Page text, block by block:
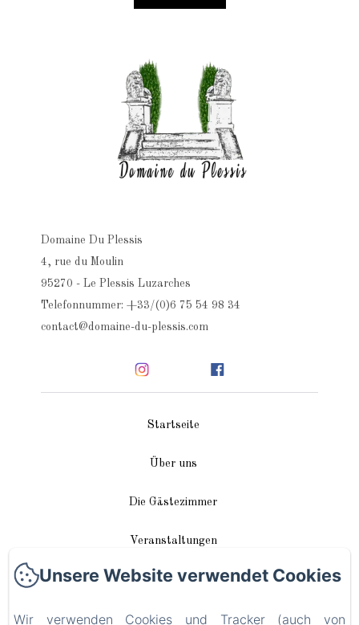
Domaine Du Plessis
4, rue du Moulin
95270 - Le Plessis Luzarches
Telefonnummer: +33/(0)6 75 54 98 34
contact@domaine-du-plessis.com
Startseite
Über uns
Die Gästezimmer
Veranstaltungen
In unserer Nähe
Anreise / Kontakt
Unsere Website verwendet Cookies
Wir verwenden Cookies und Tracker (auch von